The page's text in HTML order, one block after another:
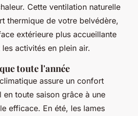
Cette ventilation naturelle
thermique de votre belvédère,
extérieure plus accueillante
activités en plein air.
toute l'année
assure un confort
en toute saison grâce à une
efficace. En été, les lames